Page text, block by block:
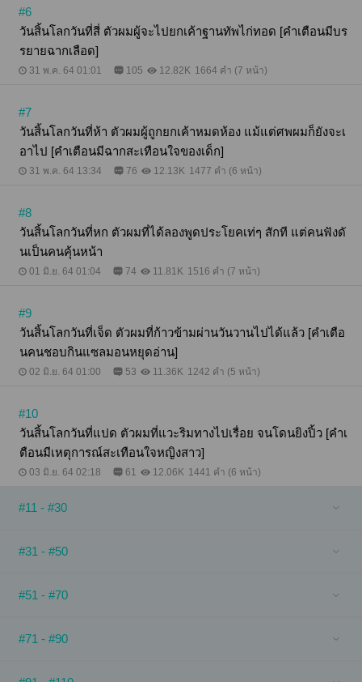
#6
วันสิ้นโลกวันที่สี่ ตัวผมผู้จะไปยกเค้าฐานทัพไก่ทอด [คำเตือนมีบร
รยายฉากเลือด]
31 พ.ค. 64 01:01 105 12.82K 1664 คำ (7 หน้า)
#7
วันสิ้นโลกวันที่ห้า ตัวผมผู้ถูกยกเค้าหมดห้อง แม้แต่ศพผมก็ยังจะเ
อาไป [คำเตือนมีฉากสะเทือนใจของเด็ก]
31 พ.ค. 64 13:34 76 12.13K 1477 คำ (6 หน้า)
#8
วันสิ้นโลกวันที่หก ตัวผมที่ได้ลองพูดประโยคเท่ๆ สักที แต่คนฟังดั
นเป็นคนคุ้นหน้า
01 มิ.ย. 64 01:04 74 11.81K 1516 คำ (7 หน้า)
#9
วันสิ้นโลกวันที่เจ็ด ตัวผมที่ก้าวข้ามผ่านวันวานไปได้แล้ว [คำเตือ
นคนชอบกินแซลมอนหยุดอ่าน]
02 มิ.ย. 64 01:00 53 11.36K 1242 คำ (5 หน้า)
#10
วันสิ้นโลกวันที่แปด ตัวผมที่แวะริมทางไปเรื่อย จนโดนยิงปิ้ว [คำเ
ตือนมีเหตุการณ์สะเทือนใจหญิงสาว]
03 มิ.ย. 64 02:18 61 12.06K 1441 คำ (6 หน้า)
#11 - #30
#31 - #50
#51 - #70
#71 - #90